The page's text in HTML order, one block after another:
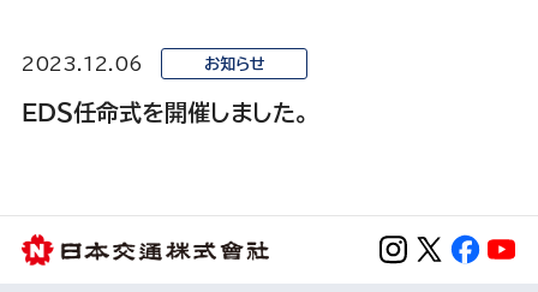
2023.12.06 お知らせ
ＥＤＳ任命式を開催しました。